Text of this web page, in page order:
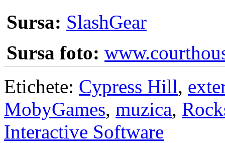
Sursa: SlashGear
Sursa foto:
Etichete: Cypress Hill,
MobyGames, muzica,
Interactive Software